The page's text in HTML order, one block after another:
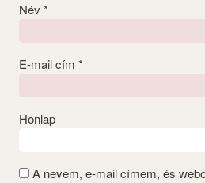
Név *
E-mail cím *
Honlap
A nevem, e-mail címem, és